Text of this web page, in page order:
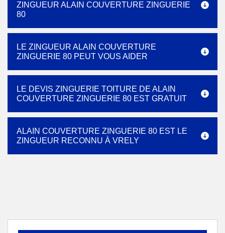
ZINGUEUR ALAIN COUVERTURE ZINGUERIE
80
LE ZINGUEUR ALAIN COUVERTURE
ZINGUERIE 80 PEUT VOUS AIDER
LE DEVIS ZINGUERIE TOITURE DE ALAIN
COUVERTURE ZINGUERIE 80 EST GRATUIT
ALAIN COUVERTURE ZINGUERIE 80 EST LE
ZINGUEUR RECONNU À VRELY